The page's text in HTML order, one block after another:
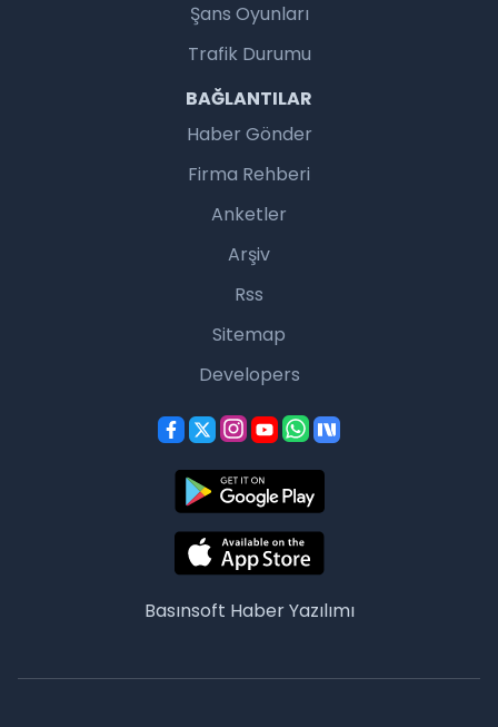
Şans Oyunları
Trafik Durumu
BAĞLANTILAR
Haber Gönder
Firma Rehberi
Anketler
Arşiv
Rss
Sitemap
Developers
Basınsoft Haber Yazılımı